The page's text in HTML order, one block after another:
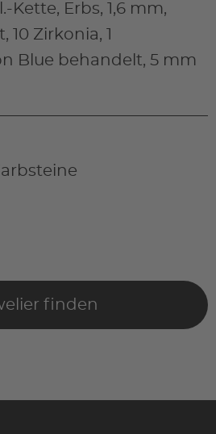
Kette, Erbs, 1,6 mm,
10 Zirkonia, 1
Blue behandelt, 5 mm
finden